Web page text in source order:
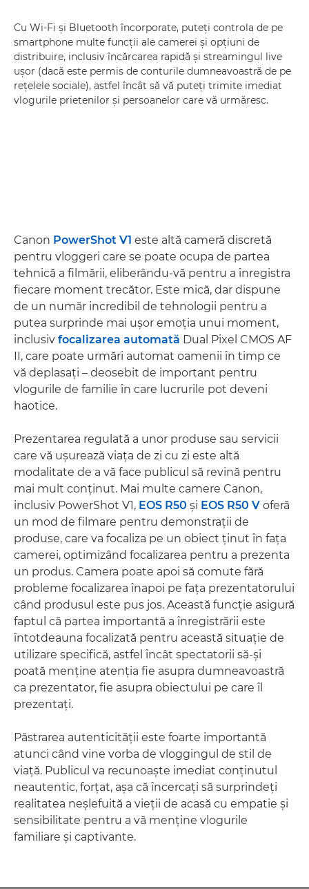
Cu Wi-Fi şi Bluetooth încorporate, puteţi controla de pe
smartphone multe funcţii ale camerei şi opţiuni de
distribuire, inclusiv încărcarea rapidă şi streamingul live
uşor (dacă este permis de conturile dumneavoastră de pe
reţelele sociale), astfel încât să vă puteţi trimite imediat
vlogurile prietenilor şi persoanelor care vă urmăresc.
Canon PowerShot V1 este altă cameră discretă
pentru vloggeri care se poate ocupa de partea
tehnică a filmării, eliberându-vă pentru a înregistra
fiecare moment trecător. Este mică, dar dispune
de un număr incredibil de tehnologii pentru a
putea surprinde mai uşor emoţia unui moment,
inclusiv focalizarea automată Dual Pixel CMOS AF
II, care poate urmări automat oamenii în timp ce
vă deplasaţi – deosebit de important pentru
vlogurile de familie în care lucrurile pot deveni
haotice.
Prezentarea regulată a unor produse sau servicii
care vă uşurează viaţa de zi cu zi este altă
modalitate de a vă face publicul să revină pentru
mai mult conţinut. Mai multe camere Canon,
inclusiv PowerShot V1, EOS R50 şi EOS R50 V oferă
un mod de filmare pentru demonstraţii de
produse, care va focaliza pe un obiect ţinut în faţa
camerei, optimizând focalizarea pentru a prezenta
un produs. Camera poate apoi să comute fără
probleme focalizarea înapoi pe faţa prezentatorului
când produsul este pus jos. Această funcţie asigură
faptul că partea importantă a înregistrării este
întotdeauna focalizată pentru această situaţie de
utilizare specifică, astfel încât spectatorii să-şi
poată menţine atenţia fie asupra dumneavoastră
ca prezentator, fie asupra obiectului pe care îl
prezentaţi.
Păstrarea autenticităţii este foarte importantă
atunci când vine vorba de vloggingul de stil de
viaţă. Publicul va recunoaşte imediat conţinutul
neautentic, forţat, aşa că încercaţi să surprindeţi
realitatea neşlefuită a vieţii de acasă cu empatie şi
sensibilitate pentru a vă menţine vlogurile
familiare şi captivante.